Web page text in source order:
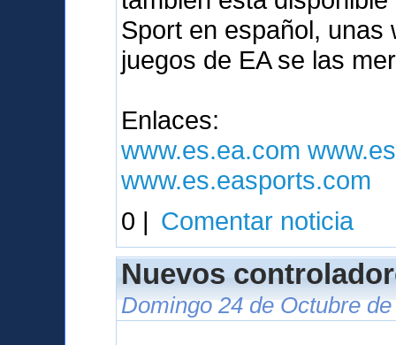
Sport en español, unas
juegos de EA se las
Enlaces:
www.es.ea.com
www.es.easports.com
0 | Comentar noticia
Nuevos
Domingo 24 de Octubre